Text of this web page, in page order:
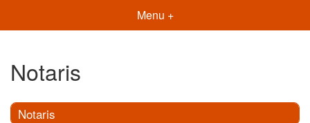
Menu +
Notaris
Notaris